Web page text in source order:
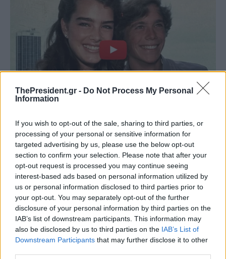
ThePresident.gr - Do Not Process My Personal
Information
If you wish to opt-out of the sale, sharing to third parties, or
processing of your personal or sensitive information for
targeted advertising by us, please use the below opt-out
section to confirm your selection. Please note that after your
opt-out request is processed you may continue seeing
interest-based ads based on personal information utilized by
us or personal information disclosed to third parties prior to
your opt-out. You may separately opt-out of the further
disclosure of your personal information by third parties on the
IAB’s list of downstream participants. This information may
also be disclosed by us to third parties on the IAB’s List of
Downstream Participants that may further disclose it to other